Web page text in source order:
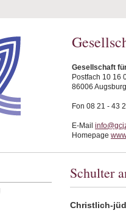
Gesellschaft
Postfach 10 16
86006 Augsburg
Fon 08 21 - 43
E-Mail
Homepage
Schulter
Christlich-